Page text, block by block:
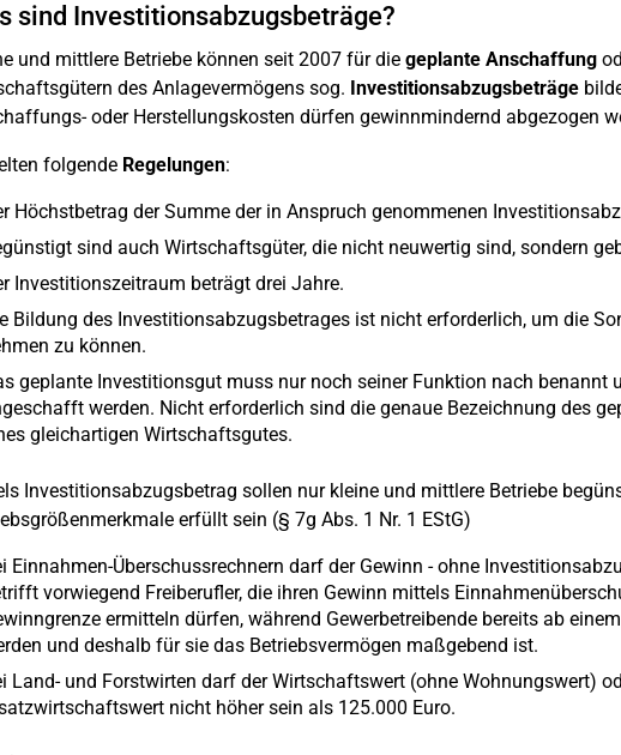
sind Investitionsabzugsbeträge?
und mittlere Betriebe können seit 2007 für die geplante Anschaffung
des Anlagevermögens sog. Investitionsabzugsbeträge
oder Herstellungskosten dürfen gewinnmindernd abgezogen
folgende Regelungen:
Höchstbetrag der Summe der in Anspruch genommenen
sind auch Wirtschaftsgüter, die nicht neuwertig sind, sondern
Investitionszeitraum beträgt drei Jahre.
Bildung des Investitionsabzugsbetrages ist nicht erforderlich, um die
zu können.
geplante Investitionsgut muss nur noch seiner Funktion nach
werden. Nicht erforderlich sind die genaue Bezeichnung des
gleichartigen Wirtschaftsgutes.
Investitionsabzugsbetrag sollen nur kleine und mittlere Betriebe
erfüllt sein (§ 7g Abs. 1 Nr. 1 EStG)
Einnahmen-Überschussrechnern darf der Gewinn - ohne
vorwiegend Freiberufler, die ihren Gewinn mittels
ermitteln dürfen, während Gewerbetreibende bereits ab
und deshalb für sie das Betriebsvermögen maßgebend ist.
Land- und Forstwirten darf der Wirtschaftswert (ohne Wohnungswert)
nicht höher sein als 125.000 Euro.